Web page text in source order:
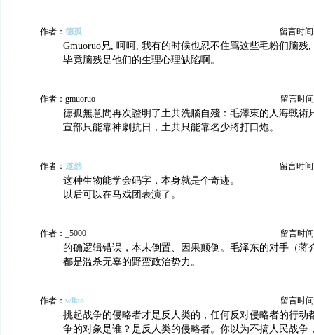
作者： 德孤 留言时间
Gmuoruo兄, 呵呵, 我有的时候也忍不住骂这些毛粉们脑残
毕竟脑残是他们的生理心理缺陷啊。
作者：gmuoruo 留言时
德孤無意間再次證明了土共洗腦自殘：毛澤東的人海戰術
宣部只能靠神劇抗日，土共只能靠名少將打口炮。
作者： 道然 留言时间
这种生物能学会码字，本身就是个奇迹。
以后可以在马戏团表演了。
作者：_5000 留言时
的确逻辑错误，本末倒置、因果颠倒。毛泽东的对手（蒋
都是滥杀无辜的野蛮政治势力。
作者： wliao 留言时
挑起战争的侵略者才是反人类的，任何反对侵略者的行动
争的对象是谁？是反人类的侵略者。你以为不搞人民战争